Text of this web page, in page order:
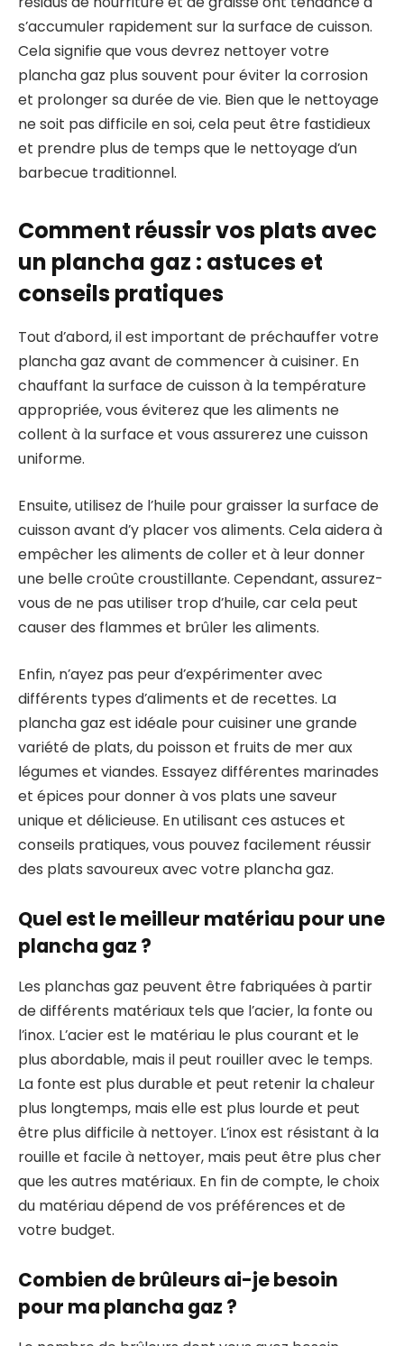
s’accumuler rapidement sur la surface de cuisson.
Cela signifie que vous devrez nettoyer votre
plancha gaz plus souvent pour éviter la corrosion
et prolonger sa durée de vie. Bien que le nettoyage
ne soit pas difficile en soi, cela peut être fastidieux
et prendre plus de temps que le nettoyage d’un
barbecue traditionnel.
Comment réussir vos plats avec
un plancha gaz : astuces et
conseils pratiques
Tout d’abord, il est important de préchauffer votre
plancha gaz avant de commencer à cuisiner. En
chauffant la surface de cuisson à la température
appropriée, vous éviterez que les aliments ne
collent à la surface et vous assurerez une cuisson
uniforme.
Ensuite, utilisez de l’huile pour graisser la surface de
cuisson avant d’y placer vos aliments. Cela aidera à
empêcher les aliments de coller et à leur donner
une belle croûte croustillante. Cependant, assurez-
vous de ne pas utiliser trop d’huile, car cela peut
causer des flammes et brûler les aliments.
Enfin, n’ayez pas peur d’expérimenter avec
différents types d’aliments et de recettes. La
plancha gaz est idéale pour cuisiner une grande
variété de plats, du poisson et fruits de mer aux
légumes et viandes. Essayez différentes marinades
et épices pour donner à vos plats une saveur
unique et délicieuse. En utilisant ces astuces et
conseils pratiques, vous pouvez facilement réussir
des plats savoureux avec votre plancha gaz.
Quel est le meilleur matériau pour une
plancha gaz ?
Les planchas gaz peuvent être fabriquées à partir
de différents matériaux tels que l’acier, la fonte ou
l’inox. L’acier est le matériau le plus courant et le
plus abordable, mais il peut rouiller avec le temps.
La fonte est plus durable et peut retenir la chaleur
plus longtemps, mais elle est plus lourde et peut
être plus difficile à nettoyer. L’inox est résistant à la
rouille et facile à nettoyer, mais peut être plus cher
que les autres matériaux. En fin de compte, le choix
du matériau dépend de vos préférences et de
votre budget.
Combien de brûleurs ai-je besoin
pour ma plancha gaz ?